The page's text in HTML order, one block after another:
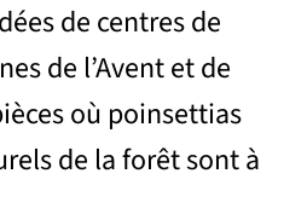
de centres de
de l’Avent et de
où poinsettias
de la forêt sont à